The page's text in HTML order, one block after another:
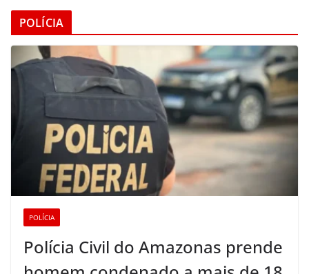
POLÍCIA
POLÍCIA
Polícia Civil do Amazonas prende